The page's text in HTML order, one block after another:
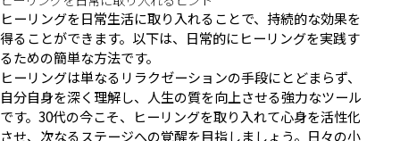
ヒーリングを日常生活に取り入れることで、持続的な効果を
得ることができます。以下は、日常的にヒーリングを実践す
るための簡単な方法です。
ヒーリングは単なるリラクゼーションの手段にとどまらず、
自分自身を深く理解し、人生の質を向上させる強力なツール
です。30代の今こそ、ヒーリングを取り入れて心身を活性化
させ、次なるステージへの覚醒を目指しましょう。日々の小